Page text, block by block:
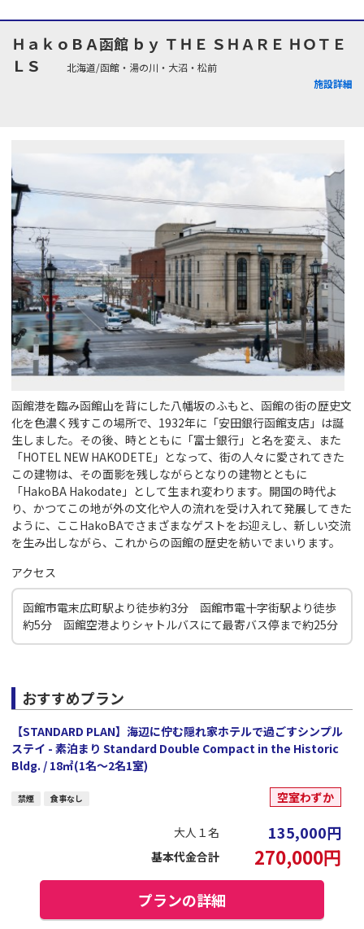
ＨａｋｏＢＡ函館 ｂｙ ＴＨＥ ＳＨＡＲＥ ＨＯＴＥ
ＬＳ
北海道/函館・湯の川・大沼・松前
施設詳細
函館港を臨み函館山を背にした八幡坂のふもと、函館の街の歴史文
化を色濃く残すこの場所で、1932年に「安田銀行函館支店」は誕
生しました。その後、時とともに「富士銀行」と名を変え、また
「HOTEL NEW HAKODETE」となって、街の人々に愛されてきた
この建物は、その面影を残しながらとなりの建物とともに
「HakoBA Hakodate」として生まれ変わります。開国の時代よ
り、かつてこの地が外の文化や人の流れを受け入れて発展してきた
ように、ここHakoBAでさまざまなゲストをお迎えし、新しい交流
を生み出しながら、これからの函館の歴史を紡いでまいります。
アクセス
函館市電末広町駅より徒歩約3分 函館市電十字街駅より徒歩
約5分 函館空港よりシャトルバスにて最寄バス停まで約25分
おすすめプラン
【STANDARD PLAN】海辺に佇む隠れ家ホテルで過ごすシンプル
ステイ - 素泊まり Standard Double Compact in the Historic
Bldg. / 18㎡(1名～2名1室)
禁煙 食事なし 空室わずか
大人１名 135,000円
基本代金合計 270,000円
プランの詳細